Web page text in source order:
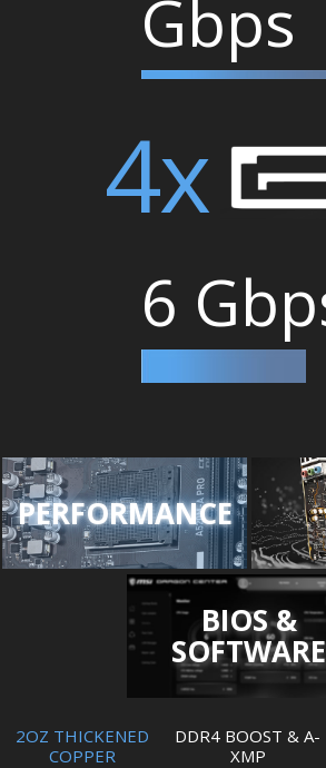
Gbps
4x
6
PERFORMANCE
BIOS &
SOFTWARE
2OZ THICKENED
COPPER
DDR4 BOOST & A-
XMP